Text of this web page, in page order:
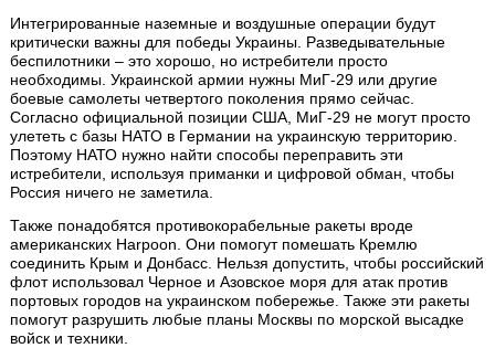
Интегрированные наземные и воздушные операции будут
критически важны для победы Украины. Разведывательные
беспилотники – это хорошо, но истребители просто
необходимы. Украинской армии нужны МиГ-29 или другие
боевые самолеты четвертого поколения прямо сейчас.
Согласно официальной позиции США, МиГ-29 не могут просто
улететь с базы НАТО в Германии на украинскую территорию.
Поэтому НАТО нужно найти способы переправить эти
истребители, используя приманки и цифровой обман, чтобы
Россия ничего не заметила.
Также понадобятся противокорабельные ракеты вроде
американских Harpoon. Они помогут помешать Кремлю
соединить Крым и Донбасс. Нельзя допустить, чтобы российский
флот использовал Черное и Азовское моря для атак против
портовых городов на украинском побережье. Также эти ракеты
помогут разрушить любые планы Москвы по морской высадке
войск и техники.